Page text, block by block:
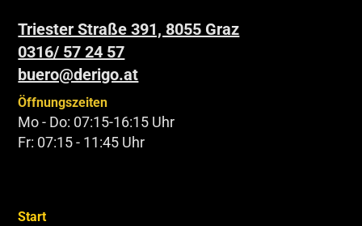
Triester Straße 391, 8055 Graz
0316/ 57 24 57
buero@derigo.at
Öffnungszeiten
Mo - Do: 07:15-16:15 Uhr
Fr: 07:15 - 11:45 Uhr
Start